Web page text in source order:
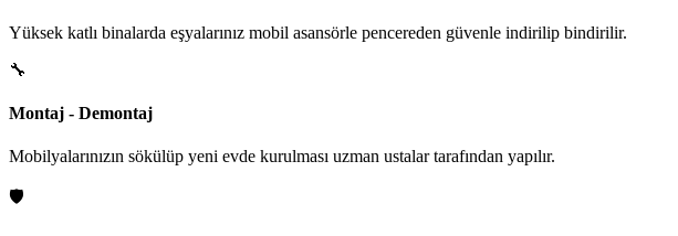
Yüksek katlı binalarda eşyalarınız mobil asansörle pencereden güvenle indirilip bindirilir.
🔧
Montaj - Demontaj
Mobilyalarınızın sökülüp yeni evde kurulması uzman ustalar tarafından yapılır.
🛡️